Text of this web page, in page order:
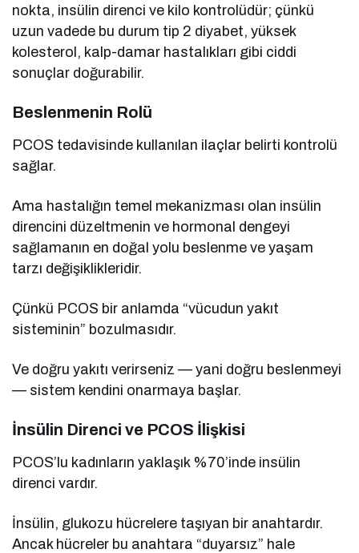
nokta, insülin direnci ve kilo kontrolüdür; çünkü
uzun vadede bu durum tip 2 diyabet, yüksek
kolesterol, kalp-damar hastalıkları gibi ciddi
sonuçlar doğurabilir.
Beslenmenin Rolü
PCOS tedavisinde kullanılan ilaçlar belirti kontrolü
sağlar.
Ama hastalığın temel mekanizması olan insülin
direncini düzeltmenin ve hormonal dengeyi
sağlamanın en doğal yolu beslenme ve yaşam
tarzı değişiklikleridir.
Çünkü PCOS bir anlamda “vücudun yakıt
sisteminin” bozulmasıdır.
Ve doğru yakıtı verirseniz — yani doğru beslenmeyi
— sistem kendini onarmaya başlar.
İnsülin Direnci ve PCOS İlişkisi
PCOS’lu kadınların yaklaşık %70’inde insülin
direnci vardır.
İnsülin, glukozu hücrelere taşıyan bir anahtardır.
Ancak hücreler bu anahtara “duyarsız” hale